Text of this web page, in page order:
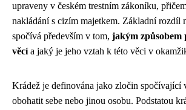
upraveny v českém trestním zákoníku,
nakládání s cizím majetkem. Základní rozdíl
spočívá především v tom, jakým způsobem
věcía jaký je jeho vztah k této věci v
Krádež je definována jako zločin spočívající
obohatit sebe nebo jinou osobu. Podstatou